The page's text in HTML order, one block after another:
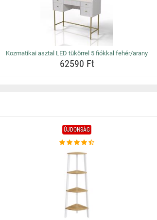
Kozmatikai asztal LED tükörrel 5 fiókkal fehér/arany
62590 Ft
ÚJDONSÁG